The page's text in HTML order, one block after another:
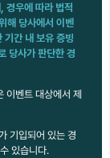
경우에 따라 법적
해 당사에서 이벤
기간 내 보유 증빙
당사가 판단한 경
이벤트 대상에서 제
기입되어 있는 경
있습니다.